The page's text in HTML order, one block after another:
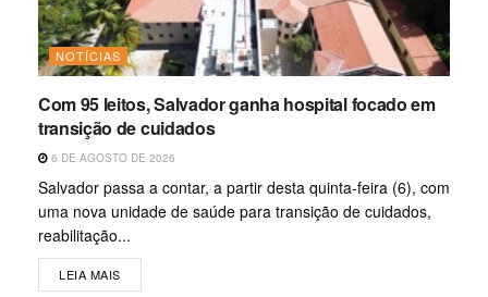
NOTÍCIAS
Com 95 leitos, Salvador ganha hospital focado em
transição de cuidados
6 DE AGOSTO DE 2026
Salvador passa a contar, a partir desta quinta-feira (6), com
uma nova unidade de saúde para transição de cuidados,
reabilitação...
LEIA MAIS